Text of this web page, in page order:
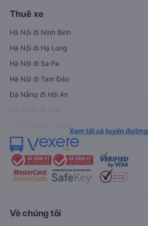
Thuê xe
Hà Nội đi Ninh Bình
Hà Nội đi Hạ Long
Hà Nội đi Sa Pa
Hà Nội đi Tam Đảo
Đà Nẵng đi Hội An
Xem tất cả tuyến đường
Về chúng tôi